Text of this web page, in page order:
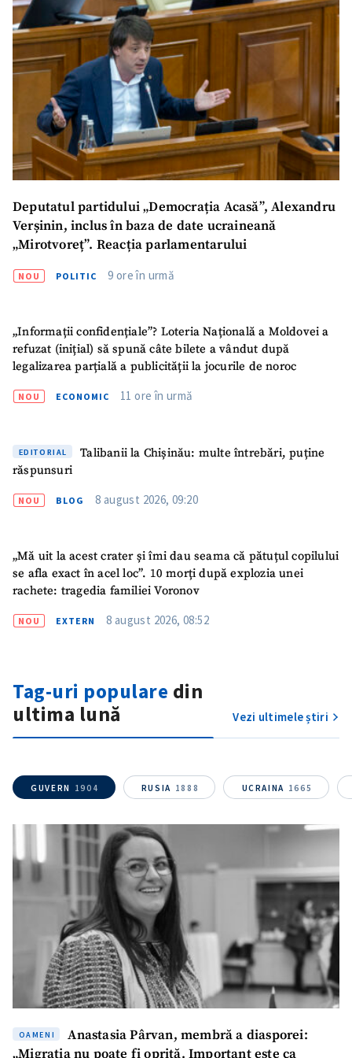
SUSȚINE
Deputatul partidului „Democrația Acasă”, Alexandru
Verșinin, inclus în baza de date ucraineană
„Mirotvoreț”. Reacția parlamentarului
NOU POLITIC 9 ore în urmă
„Informații confidențiale”? Loteria Națională a Moldovei a
refuzat (inițial) să spună câte bilete a vândut după
legalizarea parțială a publicității la jocurile de noroc
NOU ECONOMIC 11 ore în urmă
EDITORIAL
Talibanii la Chișinău: multe întrebări, puține
răspunsuri
NOU BLOG 8 august 2026, 09:20
„Mă uit la acest crater și îmi dau seama că pătuțul copilului
se afla exact în acel loc”. 10 morți după explozia unei
rachete: tragedia familiei Voronov
NOU EXTERN 8 august 2026, 08:52
Tag-uri populare din
ultima lună
Vezi ultimele știri
GUVERN 1904 RUSIA 1888 UCRAINA 1665
OAMENI
Anastasia Pârvan, membră a diasporei:
„Migrația nu poate fi oprită. Important este ca
confidențialitate.
TRIMITE ȘTIREA